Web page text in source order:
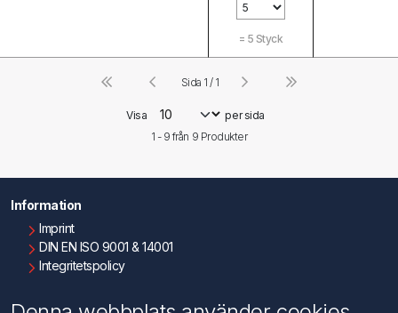
= 5 Styck
Visa
per sida
1 - 9 från 9 Produkter
Sida 1 / 1
Information
Imprint
DIN EN ISO 9001 & 14001
Integritetspolicy